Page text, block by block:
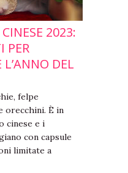
2023:
PER
L’ANNO DEL
felpe
orecchini. È in
cinese e i
con capsule
limitate a